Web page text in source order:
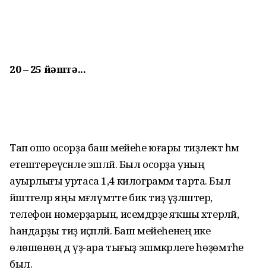
20 – 25 йәштә...
Тап ошо осорҙа баш мейеһе юғары тиҙлектә һәм
етештереү­сәнле эшләй. Был осорҙа уның
ауырлығы уртаса 1,4 килограмм тарта. Был
йәштәгеләр яңы мәғлүмәтте бик тиҙ үҙләштерә,
телефон номерҙарын, исемдәрҙе яҡшы хәтерләй,
һандарҙы тиҙ иҫәпләй. Баш мейеһенең ике
өлөшөнөң дә үҙ-ара тығыҙ эшмәкәрлеге һөҙөмтәһе
был.